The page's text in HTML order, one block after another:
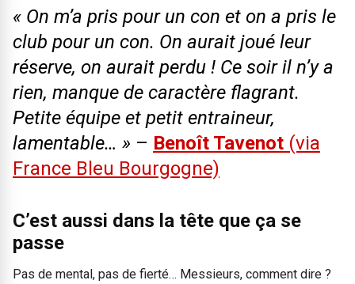
« On m’a pris pour un con et on a pris le
club pour un con. On aurait joué leur
réserve, on aurait perdu ! Ce soir il n’y a
rien, manque de caractère flagrant.
Petite équipe et petit entraineur,
lamentable… » – Benoît Tavenot (via
France Bleu Bourgogne)
C’est aussi dans la tête que ça se
passe
Pas de mental, pas de fierté… Messieurs, comment dire ?